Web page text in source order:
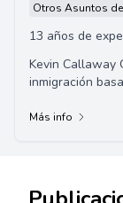
Otros Asuntos
13 años de
Kevin Callaway
inmigración
Más info